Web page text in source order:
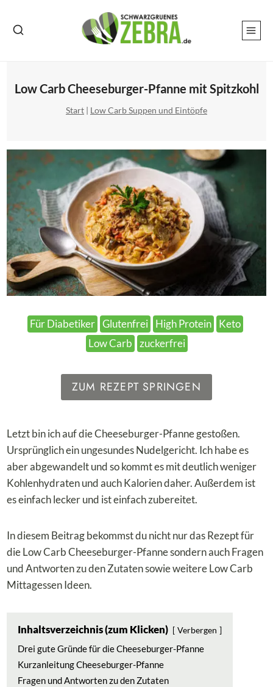
Inhalt
Low Carb Cheeseburger-Pfanne mit Spitzkohl
Start | Low Carb Suppen und Eintöpfe
Für Diabetiker Glutenfrei High Protein
Keto
Low Carb
zuckerfrei
ZUM REZEPT SPRINGEN
Letzt bin ich auf die Cheeseburger-Pfanne gestoßen.
Ursprünglich ein ungesundes Nudelgericht. Ich habe es
aber abgewandelt und so kommt es mit deutlich weniger
Kohlenhydraten und auch Kalorien daher. Außerdem ist
es einfach lecker und ist einfach zubereitet.
In diesem Beitrag bekommst du nicht nur das Rezept für
die Low Carb Cheeseburger-Pfanne sondern auch Fragen
und Antworten zu den Zutaten sowie weitere Low Carb
Mittagessen Ideen.
Inhaltsverzeichnis (zum Klicken) Verbergen
Drei gute Gründe für die Cheeseburger-Pfanne
Kurzanleitung Cheeseburger-Pfanne
Fragen und Antworten zu den Zutaten